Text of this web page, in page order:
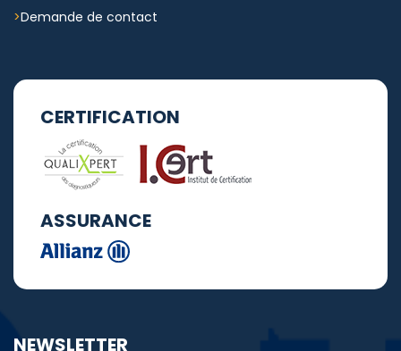
Demande de contact
CERTIFICATION
ASSURANCE
NEWSLETTER